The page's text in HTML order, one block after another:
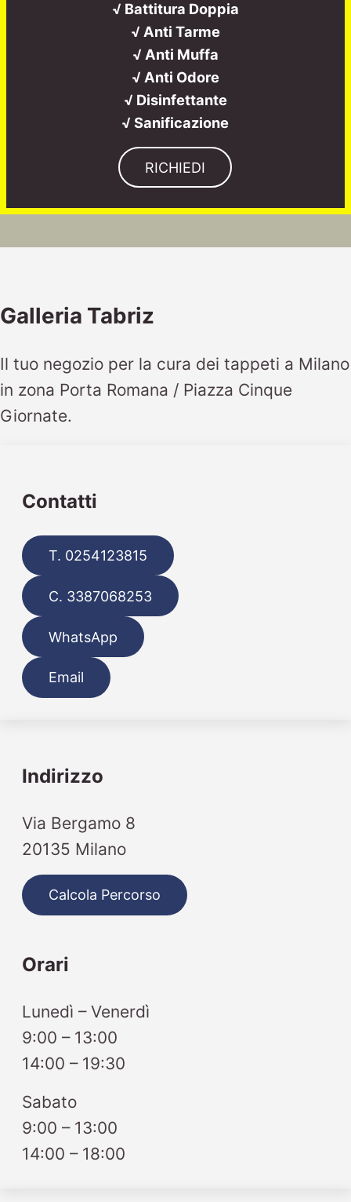
√ Battitura Doppia
√ Anti Tarme
√ Anti Muffa
√ Anti Odore
√ Disinfettante
√ Sanificazione
RICHIEDI
Galleria Tabriz
Il tuo negozio per la cura dei tappeti a Milano
in zona Porta Romana / Piazza Cinque
Giornate.
Contatti
T. 0254123815
C. 3387068253
WhatsApp
Email
Indirizzo
Via Bergamo 8
20135 Milano
Calcola Percorso
Orari
Lunedì – Venerdì
9:00 – 13:00
14:00 – 19:30
Sabato
9:00 – 13:00
14:00 – 18:00